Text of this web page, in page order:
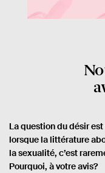
La question du désir
lorsque la littérature
la sexualité, c’est
Pourquoi, à votre avis?